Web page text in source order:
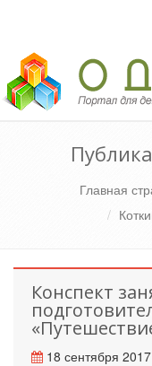
Педагогический
Главная
Конспект
18 сентября 2017